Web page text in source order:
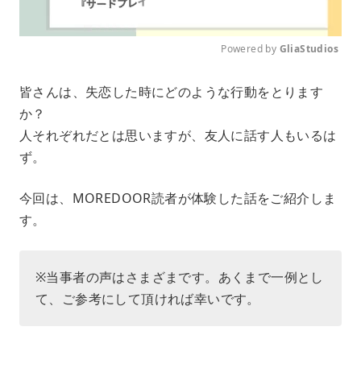
u
e
Powered by GliaStudios
皆さんは、失恋した時にどのような行動をとります
か？
人それぞれだとは思いますが、友人に話す人もいるは
ず。
今回は、MOREDOOR読者が体験した話をご紹介しま
す。
※当事者の声はさまざまです。あくまで一例とし
て、ご参考にして頂ければ幸いです。